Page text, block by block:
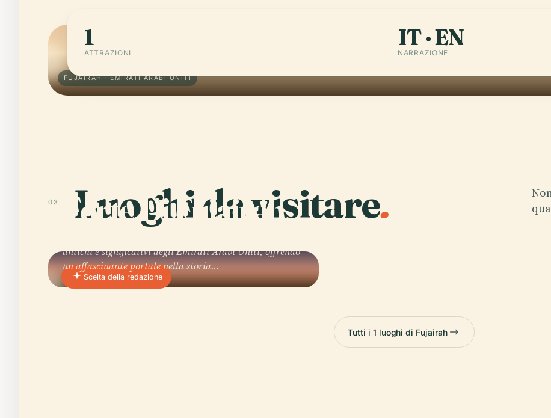
FUJAIRAH · EMIRATI ARABI UNITI
1
ATTRAZIONI
IT · EN
NARRAZIONE
03 Luoghi da visitare.
Scelta della redazione
Forte Di Fujairah
antichi e significativi degli Emirati Arabi Uniti, offrendo
un affascinante portale nella storia…
Tutti i 1 luoghi di Fujairah